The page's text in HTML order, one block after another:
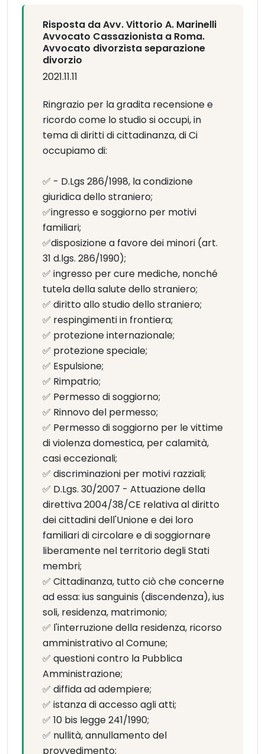
Risposta da Avv. Vittorio A. Marinelli
Avvocato Cassazionista a Roma.
Avvocato divorzista separazione
divorzio
2021.11.11
Ringrazio per la gradita recensione e
ricordo come lo studio si occupi, in
tema di diritti di cittadinanza, di Ci
occupiamo di:
✅ - D.Lgs 286/1998, la condizione
giuridica dello straniero;
✅ingresso e soggiorno per motivi
familiari;
✅disposizione a favore dei minori (art.
31 d.lgs. 286/1990);
✅ ingresso per cure mediche, nonché
tutela della salute dello straniero;
✅ diritto allo studio dello straniero;
✅ respingimenti in frontiera;
✅ protezione internazionale;
✅ protezione speciale;
✅ Espulsione;
✅ Rimpatrio;
✅ Permesso di soggiorno;
✅ Rinnovo del permesso;
✅ Permesso di soggiorno per le vittime
di violenza domestica, per calamità,
casi eccezionali;
✅ discriminazioni per motivi razziali;
✅ D.Lgs. 30/2007 - Attuazione della
direttiva 2004/38/CE relativa al diritto
dei cittadini dell'Unione e dei loro
familiari di circolare e di soggiornare
liberamente nel territorio degli Stati
membri;
✅ Cittadinanza, tutto ciò che concerne
ad essa: ius sanguinis (discendenza), ius
soli, residenza, matrimonio;
✅ l'interruzione della residenza, ricorso
amministrativo al Comune;
✅ questioni contro la Pubblica
Amministrazione;
✅ diffida ad adempiere;
✅ istanza di accesso agli atti;
✅ 10 bis legge 241/1990;
✅ nullità, annullamento del
provvedimento;